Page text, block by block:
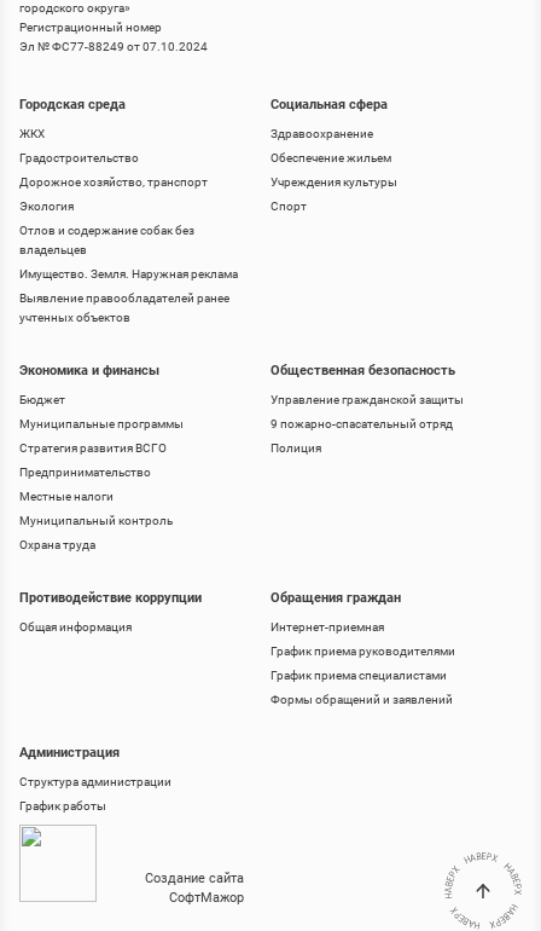
городского округа»
Регистрационный номер
Эл № ФС77-88249 от 07.10.2024
Городская среда
ЖКХ
Градостроительство
Дорожное хозяйство, транспорт
Экология
Отлов и содержание собак без
владельцев
Имущество. Земля. Наружная реклама
Выявление правообладателей ранее
учтенных объектов
Социальная сфера
Здравоохранение
Обеспечение жильем
Учреждения культуры
Спорт
Экономика и финансы
Бюджет
Муниципальные программы
Стратегия развития ВСГО
Предпринимательство
Местные налоги
Муниципальный контроль
Охрана труда
Общественная безопасность
Управление гражданской защиты
9 пожарно-спасательный отряд
Полиция
Противодействие коррупции
Общая информация
Обращения граждан
Интернет-приемная
График приема руководителями
График приема специалистами
Формы обращений и заявлений
Администрация
Структура администрации
График работы
Создание сайта
СофтМажор